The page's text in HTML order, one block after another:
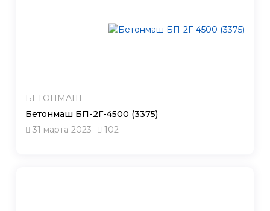
БЕТОНМАШ
Бетонмаш БП-2Г-4500 (3375)
31 марта 2023
102